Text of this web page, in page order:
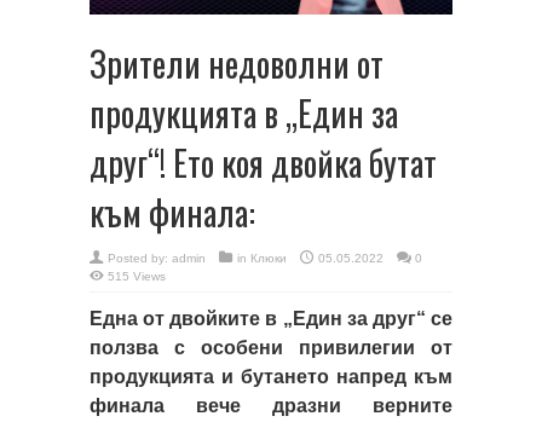
Зрители недоволни от
продукцията в „Един за
друг“! Ето коя двойка бутат
към финала:
Posted by: admin in Клюки 05.05.2022
0
515 Views
Една от двойките в „Един за друг“ се
ползва с особени привилегии от
продукцията и бутането напред към
финала вече дразни верните